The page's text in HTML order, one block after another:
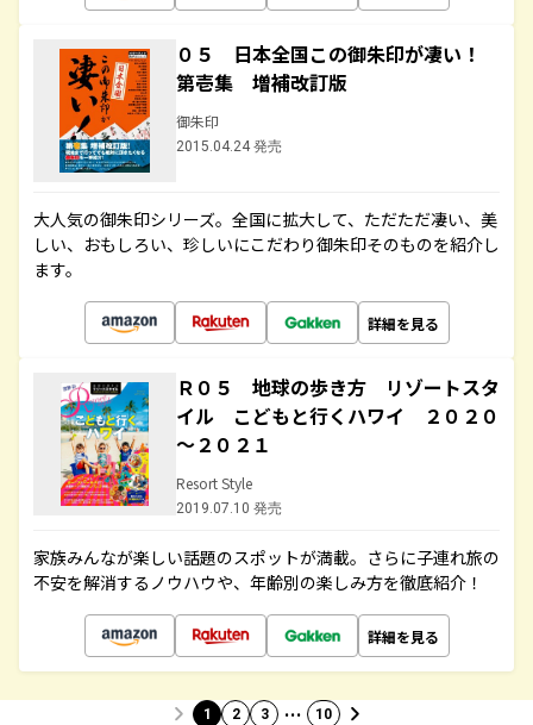
０５ 日本全国この御朱印が凄い！
第壱集 増補改訂版
御朱印
2015.04.24 発売
大人気の御朱印シリーズ。全国に拡大して、ただただ凄い、美
しい、おもしろい、珍しいにこだわり御朱印そのものを紹介し
ます。
詳細を見る
Ｒ０５ 地球の歩き方 リゾートスタ
イル こどもと行くハワイ ２０２０
～２０２１
Resort Style
2019.07.10 発売
家族みんなが楽しい話題のスポットが満載。さらに子連れ旅の
不安を解消するノウハウや、年齢別の楽しみ方を徹底紹介！
詳細を見る
1 2 3 … 10